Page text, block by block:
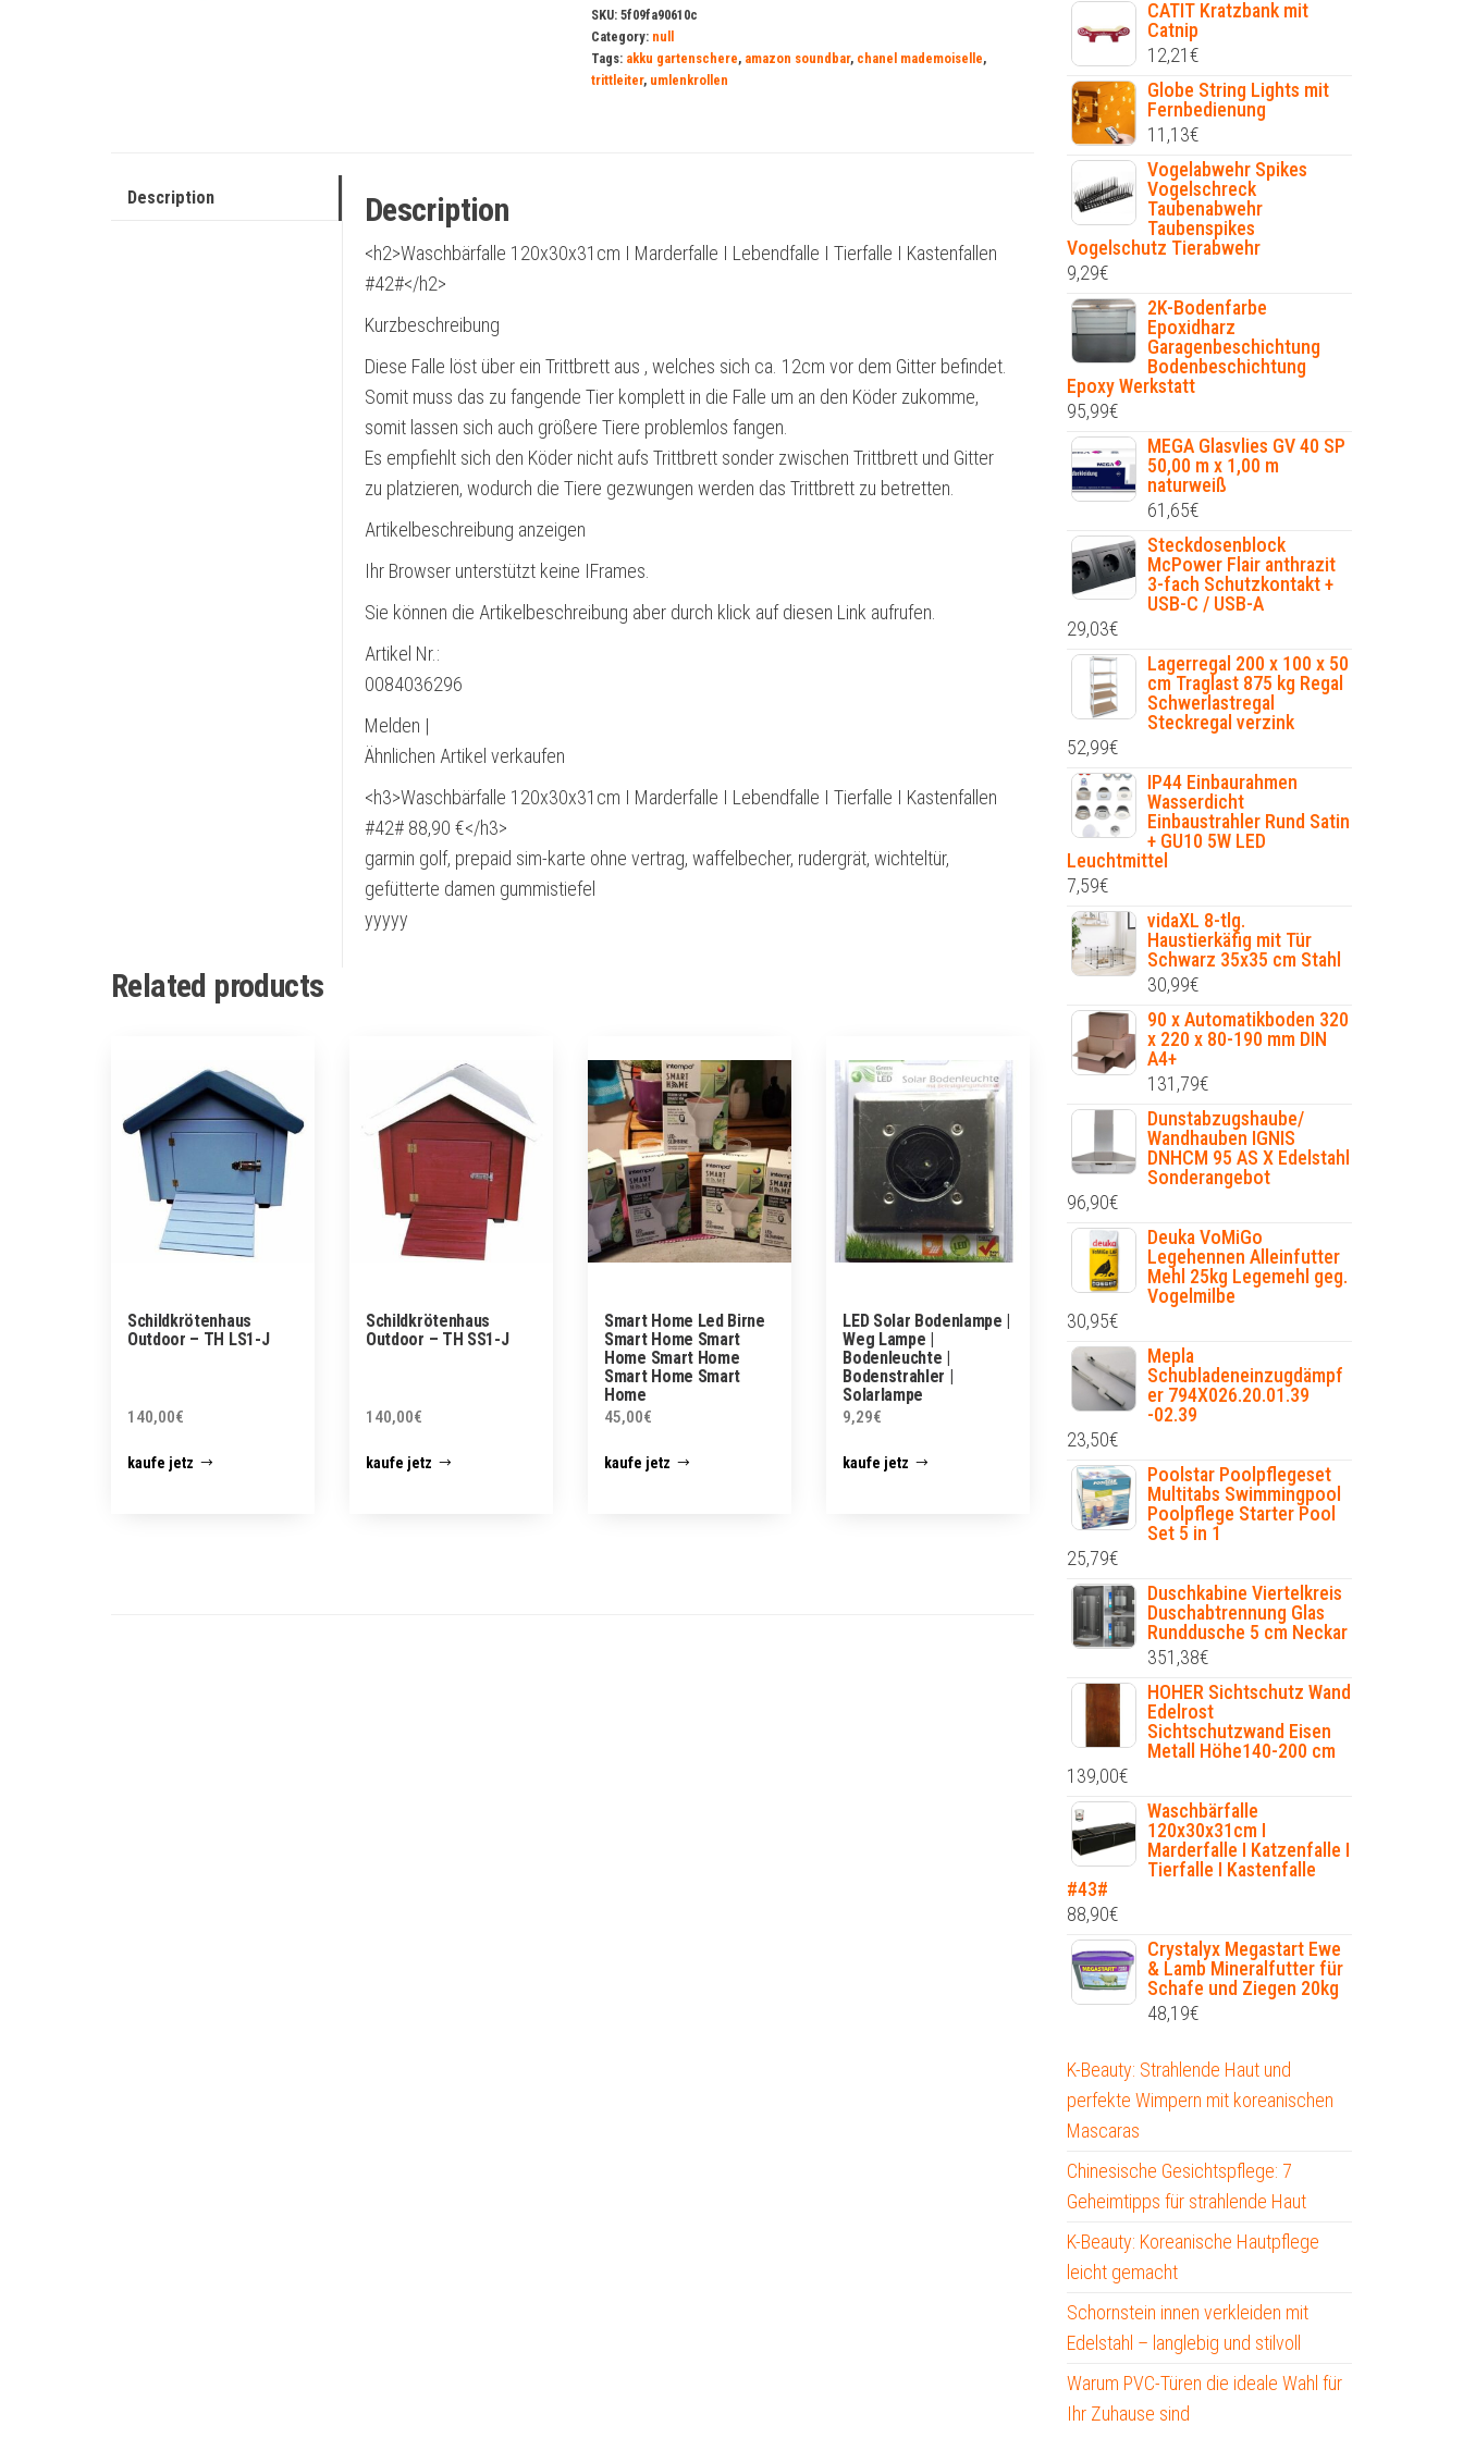
SKU: 5f09fa90610c
Category: null
Tags: akku gartenschere, amazon soundbar, chanel mademoiselle,
trittleiter, umlenkrollen
Description Description
<h2>Waschbärfalle 120x30x31cm I Marderfalle I Lebendfalle I Tierfalle I Kastenfallen
#42#</h2>
Kurzbeschreibung
Diese Falle löst über ein Trittbrett aus , welches sich ca. 12cm vor dem Gitter befindet.
Somit muss das zu fangende Tier komplett in die Falle um an den Köder zukomme,
somit lassen sich auch größere Tiere problemlos fangen.
Es empfiehlt sich den Köder nicht aufs Trittbrett sonder zwischen Trittbrett und Gitter
zu platzieren, wodurch die Tiere gezwungen werden das Trittbrett zu betretten.
Artikelbeschreibung anzeigen
Ihr Browser unterstützt keine IFrames.
Sie können die Artikelbeschreibung aber durch klick auf diesen Link aufrufen.
Artikel Nr.:
0084036296
Melden |
Ähnlichen Artikel verkaufen
<h3>Waschbärfalle 120x30x31cm I Marderfalle I Lebendfalle I Tierfalle I Kastenfallen
#42# 88,90 €</h3>
garmin golf, prepaid sim-karte ohne vertrag, waffelbecher, rudergrät, wichteltür,
gefütterte damen gummistiefel
yyyyy
Related products
Schildkrötenhaus
Outdoor – TH LS1-J
140,00€
kaufe jetz
Schildkrötenhaus
Outdoor – TH SS1-J
140,00€
kaufe jetz
Smart Home Led Birne
Smart Home Smart
Home Smart Home
Smart Home Smart
Home
45,00€
kaufe jetz
LED Solar Bodenlampe |
Weg Lampe |
Bodenleuchte |
Bodenstrahler |
Solarlampe
9,29€
kaufe jetz
CATIT Kratzbank mit
Catnip
12,21€
Globe String Lights mit
Fernbedienung
11,13€
Vogelabwehr Spikes
Vogelschreck
Taubenabwehr
Taubenspikes
Vogelschutz Tierabwehr
9,29€
2K-Bodenfarbe
Epoxidharz
Garagenbeschichtung
Bodenbeschichtung
Epoxy Werkstatt
95,99€
MEGA Glasvlies GV 40 SP
50,00 m x 1,00 m
naturweiß
61,65€
Steckdosenblock
McPower Flair anthrazit
3-fach Schutzkontakt +
USB-C / USB-A
29,03€
Lagerregal 200 x 100 x 50
cm Traglast 875 kg Regal
Schwerlastregal
Steckregal verzink
52,99€
IP44 Einbaurahmen
Wasserdicht
Einbaustrahler Rund Satin
+ GU10 5W LED
Leuchtmittel
7,59€
vidaXL 8-tlg.
Haustierkäfig mit Tür
Schwarz 35x35 cm Stahl
30,99€
90 x Automatikboden 320
x 220 x 80-190 mm DIN
A4+
131,79€
Dunstabzugshaube/
Wandhauben IGNIS
DNHCM 95 AS X Edelstahl
Sonderangebot
96,90€
Deuka VoMiGo
Legehennen Alleinfutter
Mehl 25kg Legemehl geg.
Vogelmilbe
30,95€
Mepla
Schubladeneinzugdämpf
er 794X026.20.01.39
-02.39
23,50€
Poolstar Poolpflegeset
Multitabs Swimmingpool
Poolpflege Starter Pool
Set 5 in 1
25,79€
Duschkabine Viertelkreis
Duschabtrennung Glas
Runddusche 5 cm Neckar
351,38€
HOHER Sichtschutz Wand
Edelrost
Sichtschutzwand Eisen
Metall Höhe140-200 cm
139,00€
Waschbärfalle
120x30x31cm I
Marderfalle I Katzenfalle I
Tierfalle I Kastenfalle
#43#
88,90€
Crystalyx Megastart Ewe
& Lamb Mineralfutter für
Schafe und Ziegen 20kg
48,19€
K-Beauty: Strahlende Haut und
perfekte Wimpern mit koreanischen
Mascaras
Chinesische Gesichtspflege: 7
Geheimtipps für strahlende Haut
K-Beauty: Koreanische Hautpflege
leicht gemacht
Schornstein innen verkleiden mit
Edelstahl – langlebig und stilvoll
Warum PVC-Türen die ideale Wahl für
Ihr Zuhause sind